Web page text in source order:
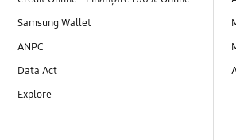
Samsung Wallet
ANPC
Data Act
Explore